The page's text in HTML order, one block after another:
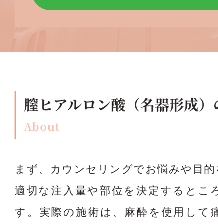
膣ヒアルロン酸（名器形成
About
まず、カウンセリングでお悩みや目
適切な注入量や部位を決定するとこ
す。実際の施術は、麻酔を使用して